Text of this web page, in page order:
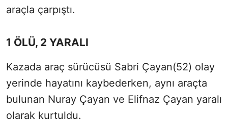
araçla çarpıştı.
1 ÖLÜ, 2 YARALI
Kazada araç sürücüsü Sabri Çayan(52) olay
yerinde hayatını kaybederken, aynı araçta
bulunan Nuray Çayan ve Elifnaz Çayan yaralı
olarak kurtuldu.